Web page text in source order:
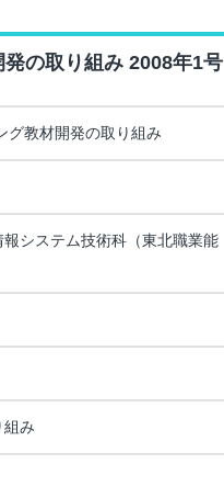
の取り組み 2008年1号
グ教材開発の取り組み
システム技術科（東北職業能
組み